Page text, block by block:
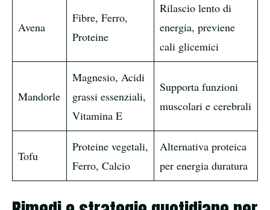
Avena
Fibre, Ferro,
Proteine
Rilascio lento di
energia, previene
cali glicemici
Mandorle
Magnesio, Acidi
grassi essenziali,
Vitamina E
Supporta funzioni
muscolari e cerebrali
Tofu
Proteine vegetali,
Ferro, Calcio
Alternativa proteica
per energia duratura